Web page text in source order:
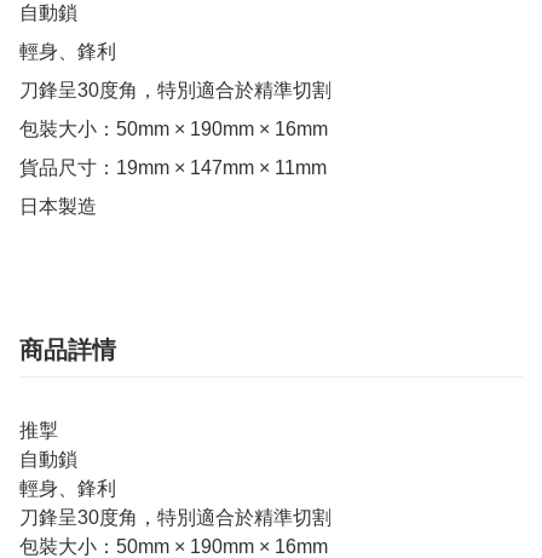
自動鎖
輕身、鋒利
刀鋒呈30度角，特別適合於精準切割
包裝大小：50mm × 190mm × 16mm
貨品尺寸：19mm × 147mm × 11mm
日本製造
商品詳情
推掣
自動鎖
輕身、鋒利
刀鋒呈30度角，特別適合於精準切割
包裝大小：50mm × 190mm × 16mm